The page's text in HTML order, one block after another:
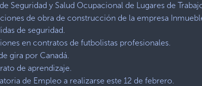
Seguridad y Salud Ocupacional de Lugares de
de obra de construcción de la empresa
de seguridad.
en contratos de futbolistas profesionales.
gira por Canadá.
de aprendizaje.
de Empleo a realizarse este 12 de febrero.